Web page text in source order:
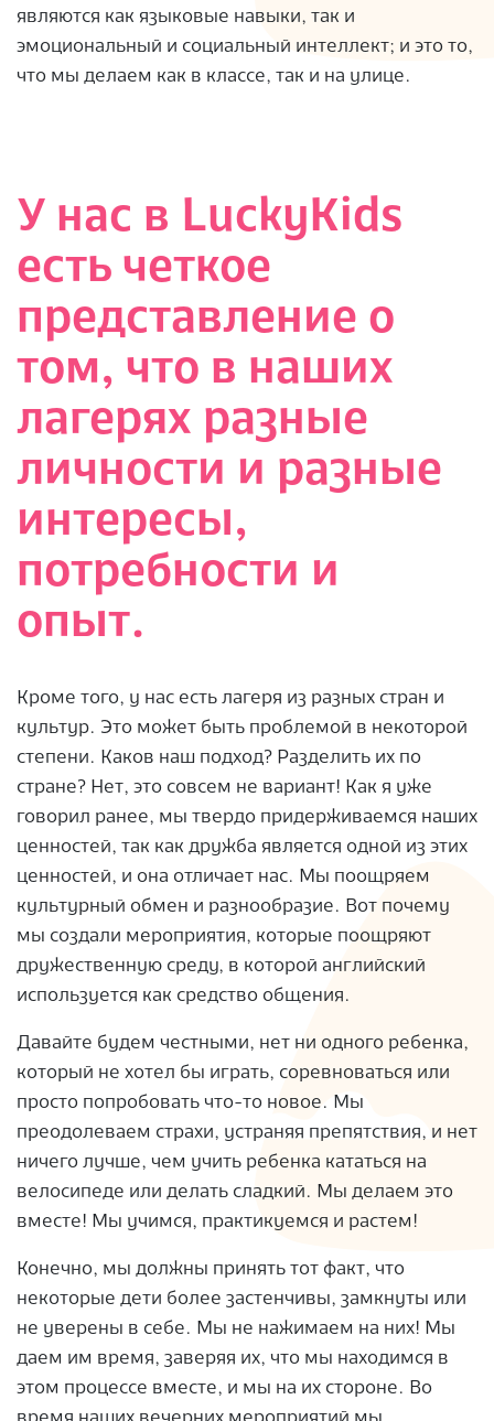
являются как языковые навыки, так и
эмоциональный и социальный интеллект; и это то,
что мы делаем как в классе, так и на улице.
У нас в LuckyKids
есть четкое
представление о
том, что в наших
лагерях разные
личности и разные
интересы,
потребности и
опыт.
Кроме того, у нас есть лагеря из разных стран и
культур. Это может быть проблемой в некоторой
степени. Каков наш подход? Разделить их по
стране? Нет, это совсем не вариант! Как я уже
говорил ранее, мы твердо придерживаемся наших
ценностей, так как дружба является одной из этих
ценностей, и она отличает нас. Мы поощряем
культурный обмен и разнообразие. Вот почему
мы создали мероприятия, которые поощряют
дружественную среду, в которой английский
используется как средство общения.
Давайте будем честными, нет ни одного ребенка,
который не хотел бы играть, соревноваться или
просто попробовать что-то новое. Мы
преодолеваем страхи, устраняя препятствия, и нет
ничего лучше, чем учить ребенка кататься на
велосипеде или делать сладкий. Мы делаем это
вместе! Мы учимся, практикуемся и растем!
Конечно, мы должны принять тот факт, что
некоторые дети более застенчивы, замкнуты или
не уверены в себе. Мы не нажимаем на них! Мы
даем им время, заверяя их, что мы находимся в
этом процессе вместе, и мы на их стороне. Во